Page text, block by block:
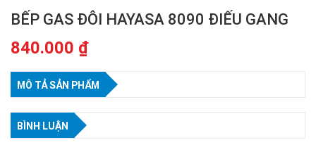
BẾP GAS ĐÔI HAYASA 8090 ĐIẾU GANG
840.000 ₫
MÔ TẢ SẢN PHẨM
BÌNH LUẬN